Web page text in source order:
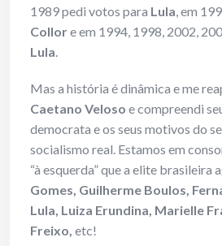
1989 pedi votos para Lula, em
Collore em 1994, 1998, 2002,
Lula.
Mas a história é dinâmica e me
Caetano Veloso e compreendi
democrata e os seus motivos do
socialismo real. Estamos em
“à esquerda” que a elite brasileira
Gomes, Guilherme Boulos,
Lula, Luiza Erundina, Marielle
Freixo, etc!